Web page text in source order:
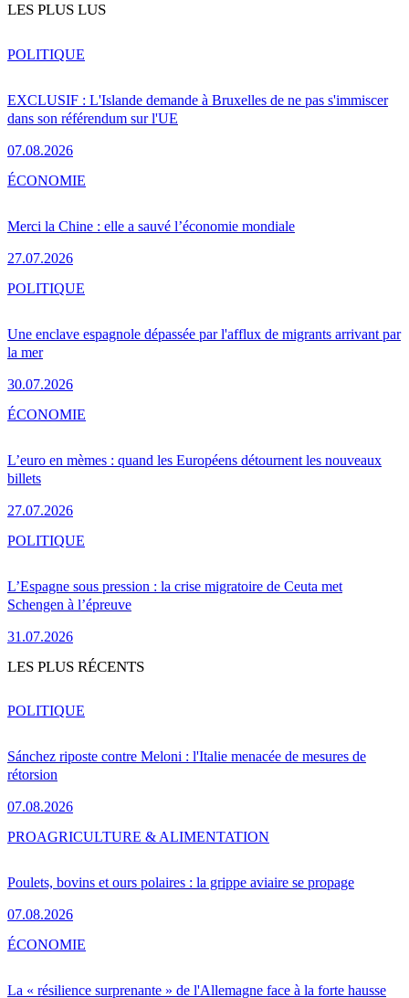
LES PLUS LUS
EXCLUSIF : L'Islande demande à Bruxelles de ne pas s'immiscer
dans son référendum sur l'UE
07.08.2026
POLITIQUE
Merci la Chine : elle a sauvé l’économie mondiale
27.07.2026
ÉCONOMIE
Une enclave espagnole dépassée par l'afflux de migrants arrivant par
la mer
30.07.2026
POLITIQUE
L’euro en mèmes : quand les Européens détournent les nouveaux
billets
27.07.2026
ÉCONOMIE
L’Espagne sous pression : la crise migratoire de Ceuta met
Schengen à l’épreuve
31.07.2026
POLITIQUE
LES PLUS RÉCENTS
Sánchez riposte contre Meloni : l'Italie menacée de mesures de
rétorsion
07.08.2026
POLITIQUE
Poulets, bovins et ours polaires : la grippe aviaire se propage
07.08.2026
PROAGRICULTURE & ALIMENTATION
La « résilience surprenante » de l'Allemagne face à la forte hausse
ÉCONOMIE